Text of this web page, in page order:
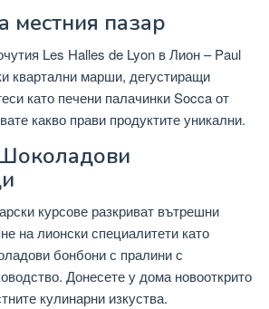
местния пазар
Les Halles de Lyon в Лион – Paul
квартални марши, дегустиращи
като печени палачинки Socca от
какво прави продуктите уникални.
курсове разкриват вътрешни
на лионски специалитети като
бонбони с пралини с
Донесете у дома новооткрито
кулинарни изкуства.